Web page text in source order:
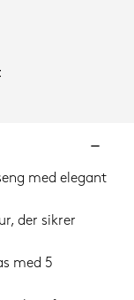
med elegant
der sikrer
med 5